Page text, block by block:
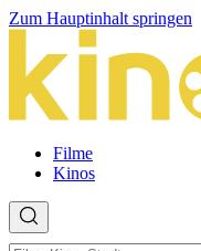
Zum Hauptinhalt springen
Filme
Kinos